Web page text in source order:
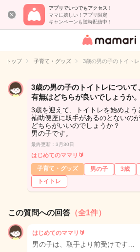
アプリでいつでもアクセス！
ママに嬉しい！アプリ限定
キャンペーンも随時配信中！
女性専用匿名QA
イト
トップ 子育て・グッズ 3歳の男の子のトイト
3歳の男の子のトイトレについ
有無はどちらが良いでしょうか。
3歳を迎えて、トイトレを始めよう
補助便座に取手があるのとないのが
どちらがいいのでしょうか？
男の子です。
最終更新：3月30日
はじめてのママリ🔰
子育て・グッズ
男の子 3歳
トイトレ
この質問への回答 （全1件）
はじめてのママリ🔰
男の子は、取手より前受けです…